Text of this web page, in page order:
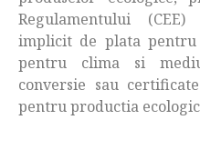
Regulamentului
implicit de plata
pentru clima si
conversie sau
pentru productia